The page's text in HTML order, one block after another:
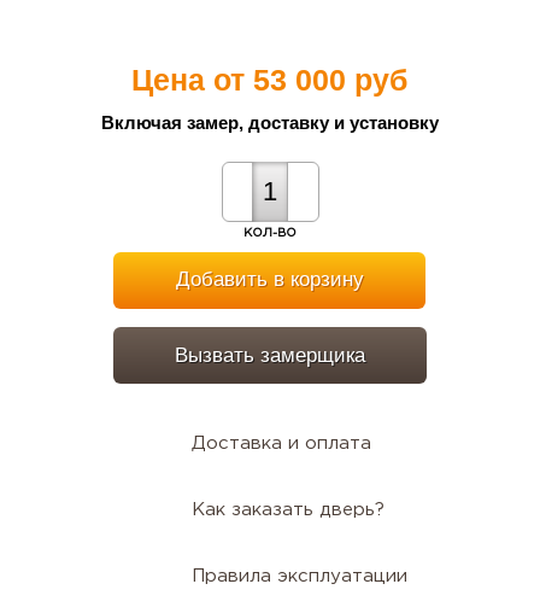
Цена от53 000 руб
Включая замер, доставку и установку
КОЛ-ВО
Добавить в корзину
Вызвать замерщика
Доставка и оплата
Как заказать дверь?
Правила эксплуатации